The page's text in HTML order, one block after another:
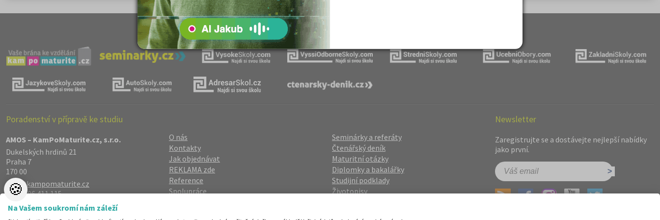
Naše projekty
Poradenství v přípravě ke studiu
AMOS – KamPoMaturite.cz, s.r.o.
Dukelských hrdinů 21
Praha 7
170 00
info@kampomaturite.cz
+420 606 411 115
O nás
Kontakty
Jak objednávat
REKLAMA zde
Reference
Spolupráce
Seminárky a referáty
Čtenářský deník
Maturitní otázky
Diplomky a bakalářky
Studijní podklady
Životopisy
Newsletter
Zaregistrujte se a dostávejte nejlepší nabídky
jako první.
🍪
Na Vašem soukromí nám záleží